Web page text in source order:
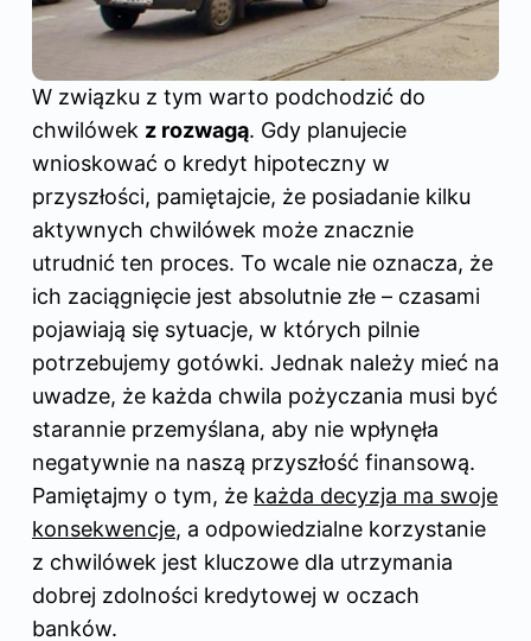
W związku z tym warto podchodzić do
chwilówek z rozwagą. Gdy planujecie
wnioskować o kredyt hipoteczny w
przyszłości, pamiętajcie, że posiadanie kilku
aktywnych chwilówek może znacznie
utrudnić ten proces. To wcale nie oznacza, że
ich zaciągnięcie jest absolutnie złe – czasami
pojawiają się sytuacje, w których pilnie
potrzebujemy gotówki. Jednak należy mieć na
uwadze, że każda chwila pożyczania musi być
starannie przemyślana, aby nie wpłynęła
negatywnie na naszą przyszłość finansową.
Pamiętajmy o tym, że każda decyzja ma swoje
konsekwencje, a odpowiedzialne korzystanie
z chwilówek jest kluczowe dla utrzymania
dobrej zdolności kredytowej w oczach
banków.